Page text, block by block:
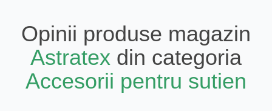
Opinii produse magazin
Astratex din categoria
Accesorii pentru sutien